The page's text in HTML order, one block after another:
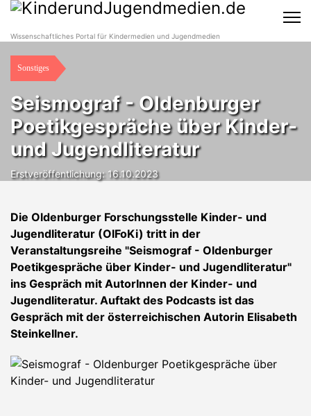
Wissenschaftliches Portal für Kindermedien und Jugendmedien
Sonstiges
Seismograf - Oldenburger
Poetikgespräche über Kinder-
und Jugendliteratur
Erstveröffentlichung: 16.10.2023
Die Oldenburger Forschungsstelle Kinder- und
Jugendliteratur (OlFoKi) tritt in der
Veranstaltungsreihe "Seismograf - Oldenburger
Poetikgespräche über Kinder- und Jugendliteratur"
ins Gespräch mit AutorInnen der Kinder- und
Jugendliteratur. Auftakt des Podcasts ist das
Gespräch mit der österreichischen Autorin Elisabeth
Steinkellner.